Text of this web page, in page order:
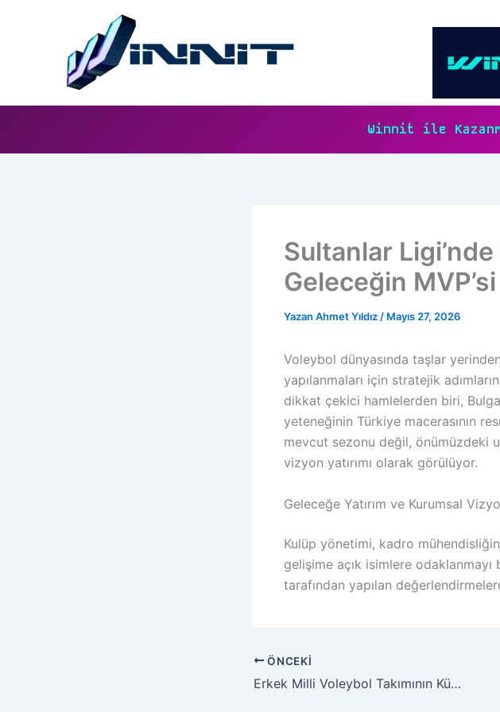
Winnit ile
Sultanlar
Geleceğin
Yazan Ahmet Yıldız / Mayıs 27, 2026
Voleybol dünyasında taşlar
yapılanmaları için stratejik
dikkat çekici hamlelerden biri,
yeteneğinin Türkiye macerasının
mevcut sezonu değil, önümüzdeki
vizyon yatırımı olarak görülüyor.
Geleceğe Yatırım ve Kurumsal
Kulüp yönetimi, kadro
gelişime açık isimlere
tarafından yapılan
ÖNCEKI
Erkek Milli Voleybol Takımının Küresel Turnuva Maratonu